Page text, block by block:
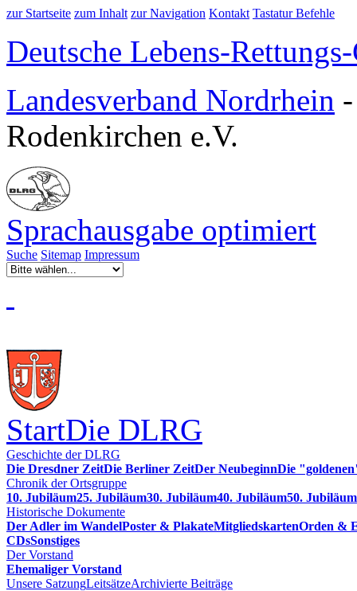
zur Startseite zum Inhalt zur Navigation Kontakt Tastatur Befehle
Deutsche Lebens-
Landesverband Nordrhein
Rodenkirchen e.V.
Sprachausgabe optimiert
Suche Sitemap Impressum
StartDie DLRG
Geschichte der DLRG
Die Dresdner ZeitDie Berliner ZeitDer NeubeginnDie
Chronik der Ortsgruppe
10. Jubiläum25. Jubiläum30. Jubiläum40. Jubiläum50. Jubiläum
Historische Dokumente
Der Adler im WandelPoster & PlakateMitgliedskartenOrden &
CDsSonstiges
Der Vorstand
Ehemaliger Vorstand
Unsere SatzungLeitsätzeArchivierte Beiträge